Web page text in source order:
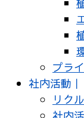
プラ
社内活動
リク